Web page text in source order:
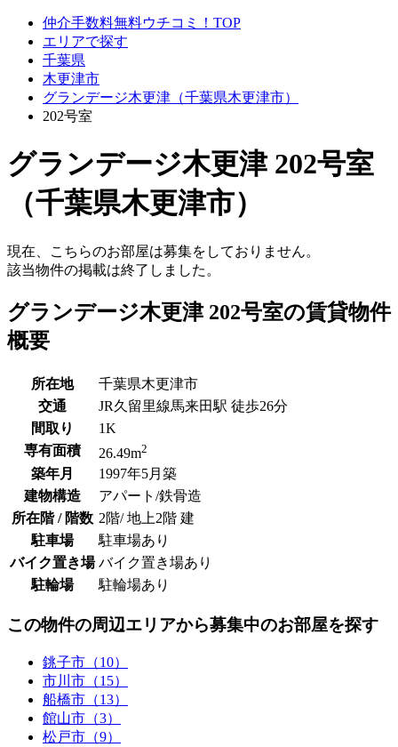
仲介手数料無料ウチコミ！TOP
エリアで探す
千葉県
木更津市
グランデージ木更津（千葉県木更津市）
202号室
グランデージ木更津 202号室
（千葉県木更津市）
現在、こちらのお部屋は募集をしておりません。
該当物件の掲載は終了しました。
グランデージ木更津 202号室の賃貸物件
概要
所在地
千葉県木更津市
交通
JR久留里線馬来田駅 徒歩26分
間取り
1K
専有面積
26.49m2
築年月
1997年5月築
建物構造
アパート/鉄骨造
所在階 / 階数 2階/ 地上2階 建
駐車場
駐車場あり
バイク置き場 バイク置き場あり
駐輪場
駐輪場あり
この物件の周辺エリアから募集中のお部屋を探す
銚子市（10）
市川市（15）
船橋市（13）
館山市（3）
松戸市（9）